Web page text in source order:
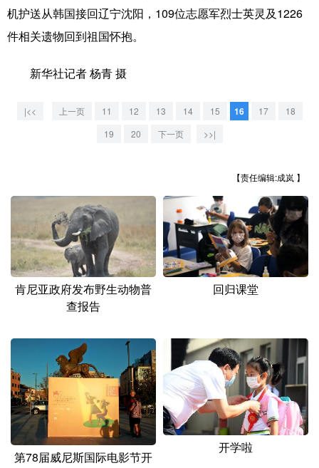
公益 一带一路 亚太网 上市公司
文化产业
江西
山东 河南 湖北 湖南
广东 广西 海南 重庆
四川 贵州 云南 西藏
新疆 内蒙古 黑龙江
多语种频道
English Español Français عربى
Русский язык
机护送从韩国接回辽宁沈阳，109位志愿军烈士英灵及1226
件相关遗物回到祖国怀抱。
新华社记者 杨青 摄
|<< 上一页 11 12 13 14 15 16 17
18
19
20 下一页 >>|
【责任编辑:成岚 】
肯尼亚政府发布野生动物普
查报告
回归课堂
第78届威尼斯国际电影节开
开学啦